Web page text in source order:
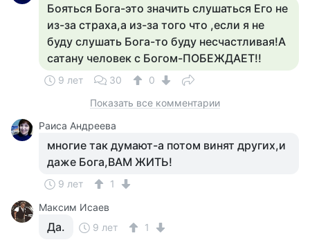
Бояться Бога-это значить слушаться Его не
из-за страха,а из-за того что ,если я не
буду слушать Бога-то буду несчастливая!А
сатану человек с Богом-ПОБЕЖДАЕТ!!
9 лет 30
0
Показать все комментарии
Раиса Андреева
многие так думают-а потом винят других,и
даже Бога,ВАМ ЖИТЬ!
9 лет
1
Максим Исаев
Да. 9 лет 1